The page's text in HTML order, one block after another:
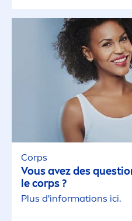
Corps
Vous avez des
le corps ?
Plus d'informations ici.